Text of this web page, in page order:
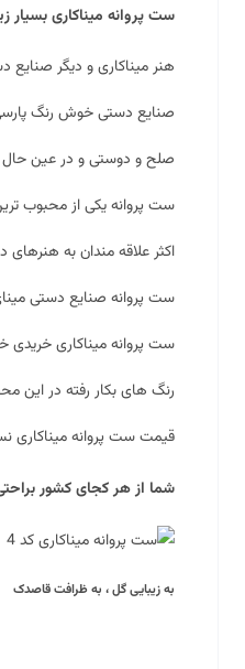
ست پروانه میناکاری بسیار
هنر میناکاری و دیگر صنایع
صنایع دستی خوش رنگ
صلح و دوستی و در عین حال
ست پروانه یکی از محبوب
اکثر علاقه مندان به
ست پروانه صنایع دستی
ست پروانه میناکاری
رنگ های بکار رفته در این
قیمت ست پروانه میناکاری
شما از هر کجای کشور
به زیبایی گل ، به ظرافت قاصدک